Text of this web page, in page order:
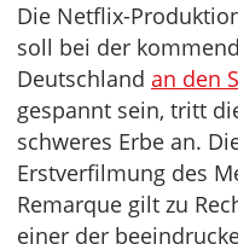
Die Netflix-
soll bei der
Deutschland an den
gespannt sein, tritt
schweres Erbe an.
Erstverfilmung des
Remarque gilt zu
einer der